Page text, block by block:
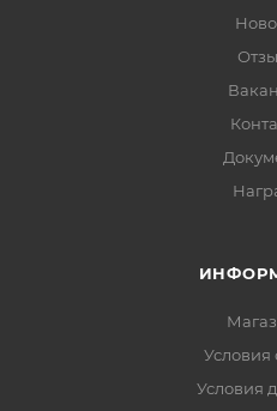
Условия
Условия